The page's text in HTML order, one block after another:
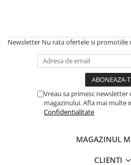
Newsletter Nu rata ofertele si promotiile
Vreau sa primesc
magazinului. Afla mai multe
Confidentialitate
MAGAZINUL
CLIENTI